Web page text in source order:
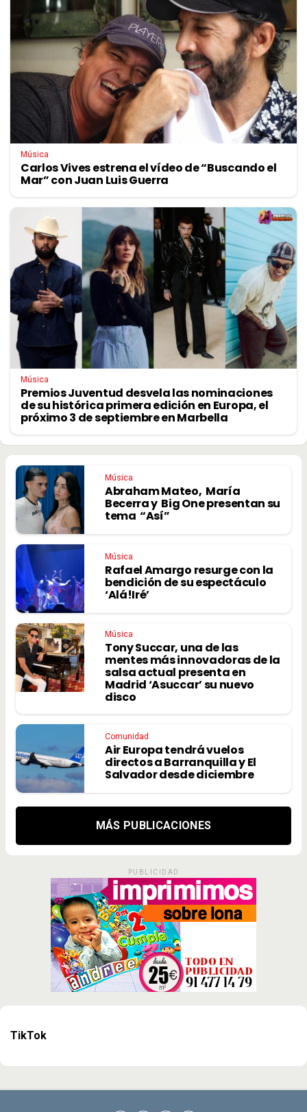
Música
Carlos Vives estrena el vídeo de “Buscando el
Mar” con Juan Luis Guerra
Música
Premios Juventud desvela las nominaciones
de su histórica primera edición en Europa, el
próximo 3 de septiembre en Marbella
Música
Abraham Mateo, María
Becerra y Big One presentan su
tema “Así”
Música
Rafael Amargo resurge con la
bendición de su espectáculo
‘Alá!Iré’
Música
Tony Succar, una de las
mentes más innovadoras de la
salsa actual presenta en
Madrid ‘Asuccar’ su nuevo
disco
Comunidad
Air Europa tendrá vuelos
directos a Barranquilla y El
Salvador desde diciembre
MÁS PUBLICACIONES
PUBLICIDAD
TikTok